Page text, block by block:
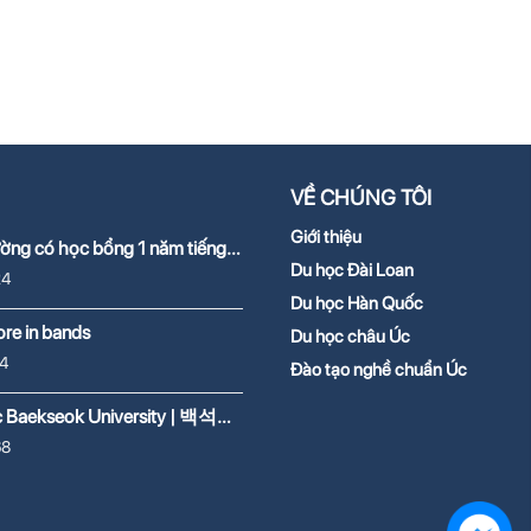
có học bổng 1 năm tiếng
in bands
University | 백석대
VỀ CHÚNG TÔI
Giới thiệu
Du học Đài Loan
Du học Hàn Quốc
Du học châu Úc
Đào tạo nghề chuẩn Úc